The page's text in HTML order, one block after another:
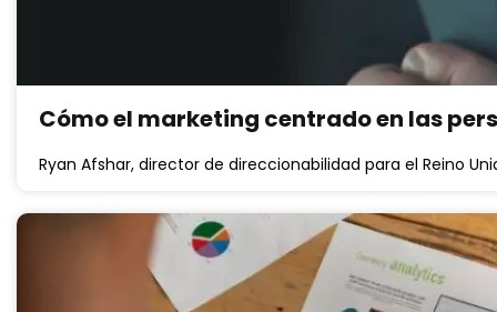
Cómo el marketing centrado en las
Ryan Afshar, director de direccionabilidad para el Reino